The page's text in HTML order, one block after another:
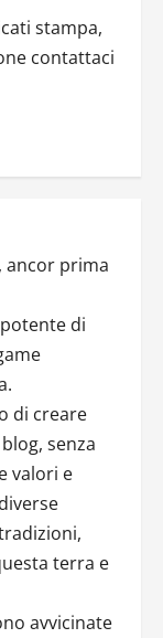
stampa,
contattaci
ancor prima
di
di creare
senza
valori e
terra e
avvicinate